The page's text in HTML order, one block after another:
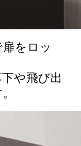
をロッ
や飛び出